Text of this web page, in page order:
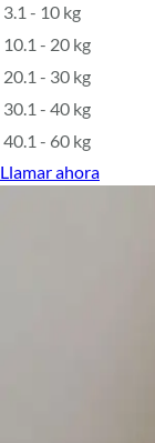
3.1 - 10 kg
10.1 - 20 kg
20.1 - 30 kg
30.1 - 40 kg
40.1 - 60 kg
Llamar ahora